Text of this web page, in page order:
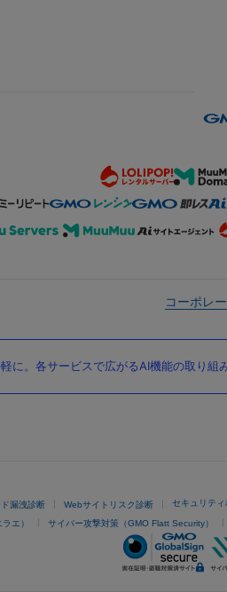
コーポレ
に。各サービスで広がるAI機能の取り組
漏洩診断 Webサイトリスク診断 セキュリテ
エ） サイバー攻撃対策（GMO Flatt Security）